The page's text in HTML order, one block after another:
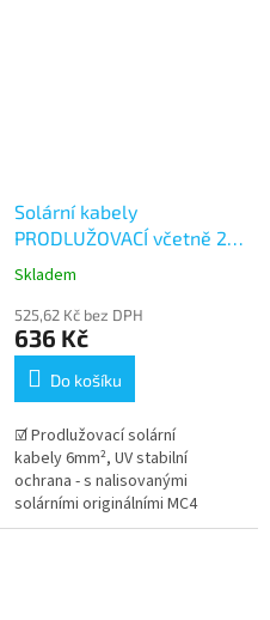
Solární kabely
PRODLUŽOVACÍ včetně 2
párů konektorů MC4 -
Skladem
525,62 Kč bez DPH
636 Kč
Do košíku
☑ Prodlužovací solární
kabely 6mm², UV stabilní
ochrana - s nalisovanými
solárními originálními MC4
konektory Stäubli . Dlouhá